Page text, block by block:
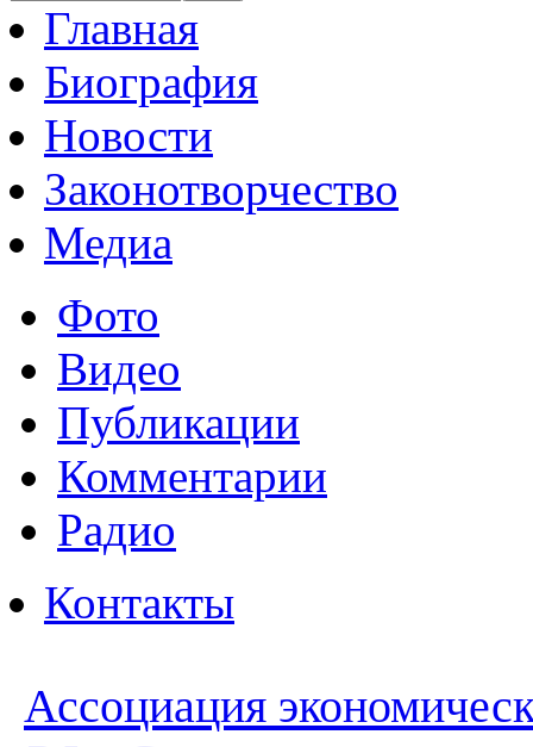
Главная
Биография
Новости
Законотворчество
Медиа
Фото
Видео
Публикации
Комментарии
Радио
Контакты
Ассоциация